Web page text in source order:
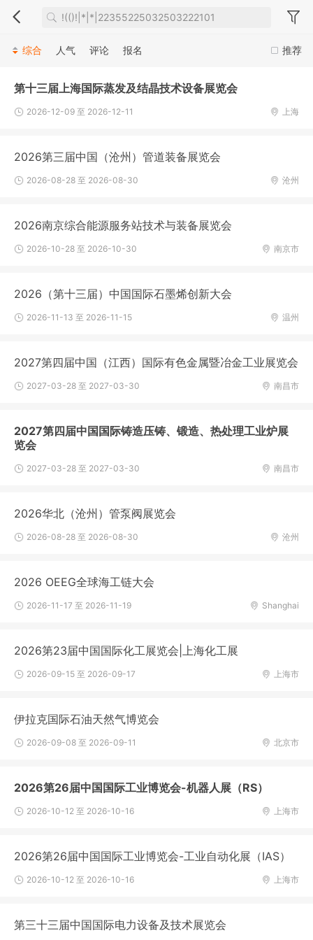
推荐
综合 人气 评论 报名
第十三届上海国际蒸发及结晶技术设备展览会
上海
2026-12-09 至 2026-12-11
2026第三届中国（沧州）管道装备展览会
沧州
2026-08-28 至 2026-08-30
2026南京综合能源服务站技术与装备展览会
南京市
2026-10-28 至 2026-10-30
2026（第十三届）中国国际石墨烯创新大会
温州
2026-11-13 至 2026-11-15
2027第四届中国（江西）国际有色金属暨冶金工业展览会
南昌市
2027-03-28 至 2027-03-30
2027第四届中国国际铸造压铸、锻造、热处理工业炉展
览会
南昌市
2027-03-28 至 2027-03-30
2026华北（沧州）管泵阀展览会
沧州
2026-08-28 至 2026-08-30
2026 OEEG全球海工链大会
Shanghai
2026-11-17 至 2026-11-19
2026第23届中国国际化工展览会|上海化工展
上海市
2026-09-15 至 2026-09-17
伊拉克国际石油天然气博览会
北京市
2026-09-08 至 2026-09-11
2026第26届中国国际工业博览会-机器人展（RS）
上海市
2026-10-12 至 2026-10-16
2026第26届中国国际工业博览会-工业自动化展（IAS）
上海市
2026-10-12 至 2026-10-16
第三十三届中国国际电力设备及技术展览会